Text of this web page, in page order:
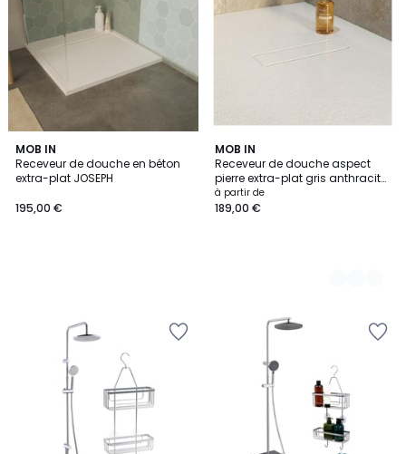
MOB IN
Receveur de douche en béton
extra-plat JOSEPH
195,00 €
MOB IN
Receveur de douche aspect
pierre extra-plat gris anthracite
- Bonde incluse SOMA
à partir de
189,00 €
2
Couleurs